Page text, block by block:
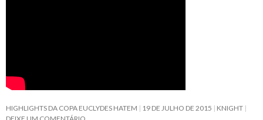
HIGHLIGHTS DA COPA EUCLYDES HATEM 19 DE JULHO DE 2015
KNIGHT